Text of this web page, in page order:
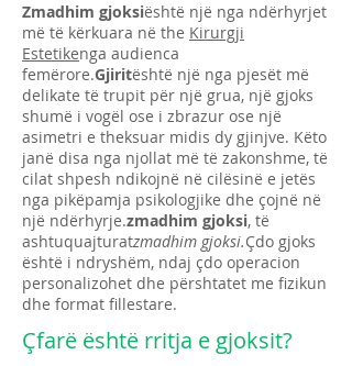
Zmadhim gjoksiështë një nga ndërhyrjet
më të kërkuara në the Kirurgji
Estetikenga audienca
femërore.Gjiritështë një nga pjesët më
delikate të trupit për një grua, një gjoks
shumë i vogël ose i zbrazur ose një
asimetri e theksuar midis dy gjinjve. Këto
janë disa nga njollat më të zakonshme, të
cilat shpesh ndikojnë në cilësinë e jetës
nga pikëpamja psikologjike dhe çojnë në
një ndërhyrje.zmadhim gjoksi, të
ashtuquajturatzmadhim gjoksi.Çdo gjoks
është i ndryshëm, ndaj çdo operacion
personalizohet dhe përshtatet me fizikun
dhe format fillestare.
Çfarë është rritja e gjoksit?